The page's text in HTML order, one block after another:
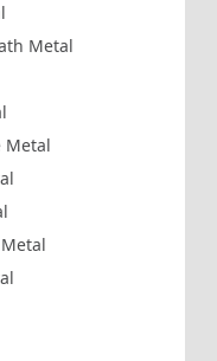
Metal
Metal
[24-BIT HI-RES]
- SEMPITERNAL